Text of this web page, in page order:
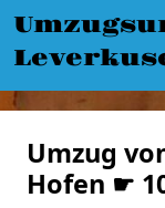
Umzug
Hofen ☛